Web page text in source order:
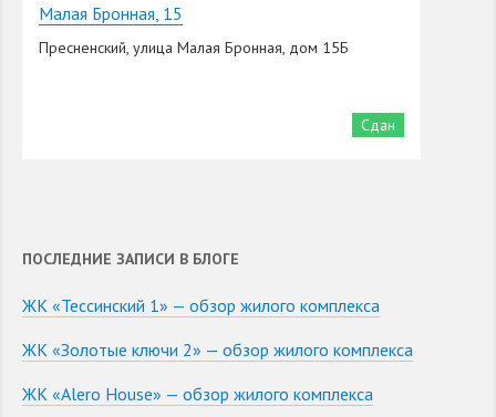
Малая Бронная, 15
Пресненский, улица Малая Бронная, дом 15Б
Сдан
ПОСЛЕДНИЕ ЗАПИСИ В БЛОГЕ
ЖК «Тессинский 1» — обзор жилого комплекса
ЖК «Золотые ключи 2» — обзор жилого комплекса
ЖК «Alero House» — обзор жилого комплекса